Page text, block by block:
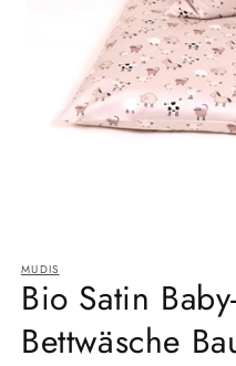
in
Modal
öffnen
MUDIS
Bio Satin
Bettwäsche